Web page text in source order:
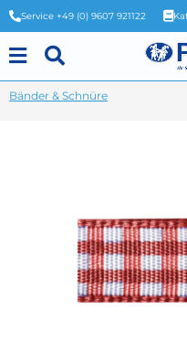
Service +49 (0) 9607 921122
Bänder & Schnüre